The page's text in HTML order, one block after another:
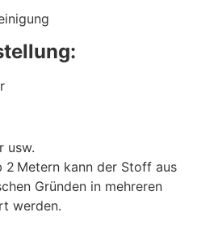
usw.
2 Metern kann der Stoff aus
Gründen in mehreren
werden.